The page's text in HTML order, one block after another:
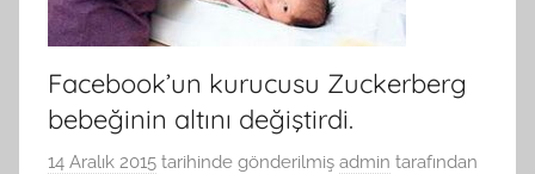
Facebook’un kurucusu Zuckerberg
bebeğinin altını değiştirdi.
14 Aralık 2015 tarihinde gönderilmiş admin tarafından